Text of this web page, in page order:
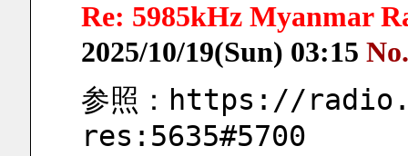
Re: 5985kHz Myanmar
2025/10/19(Sun) 03:15
参照：https://
res:5635#5700